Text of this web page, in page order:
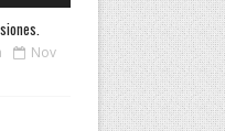
Nov